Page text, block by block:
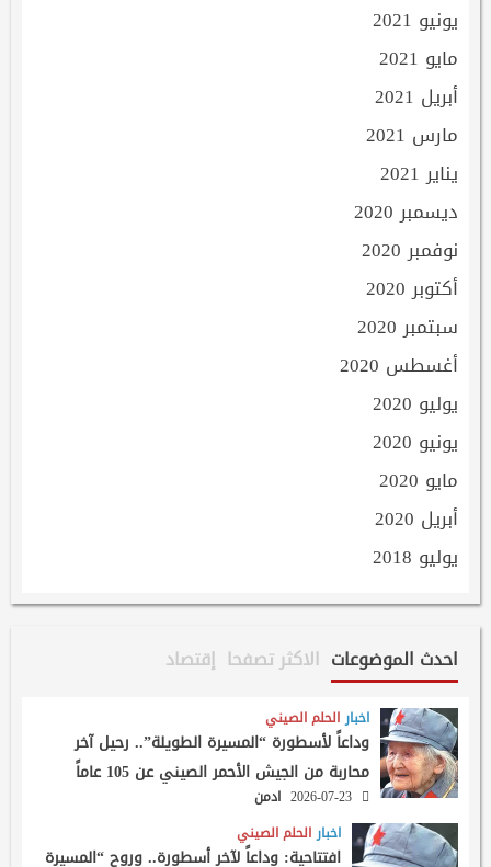
يونيو 2021
مايو 2021
أبريل 2021
مارس 2021
يناير 2021
ديسمبر 2020
نوفمبر 2020
أكتوبر 2020
سبتمبر 2020
أغسطس 2020
يوليو 2020
يونيو 2020
مايو 2020
أبريل 2020
يوليو 2018
احدث الموضوعات الاكثر تصفحا إقتصاد
اخبار الحلم الصيني
وداعاً لأسطورة “المسيرة الطويلة”.. رحيل آخر
محاربة من الجيش الأحمر الصيني عن 105 عاماً
2026-07-23
ادمن
اخبار الحلم الصيني
افتتاحية: وداعاً لآخر أسطورة.. وروح “المسيرة